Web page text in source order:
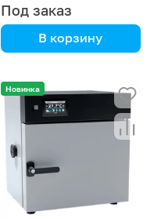
Под заказ
В корзину
удобное управление,
надежность
Новинка